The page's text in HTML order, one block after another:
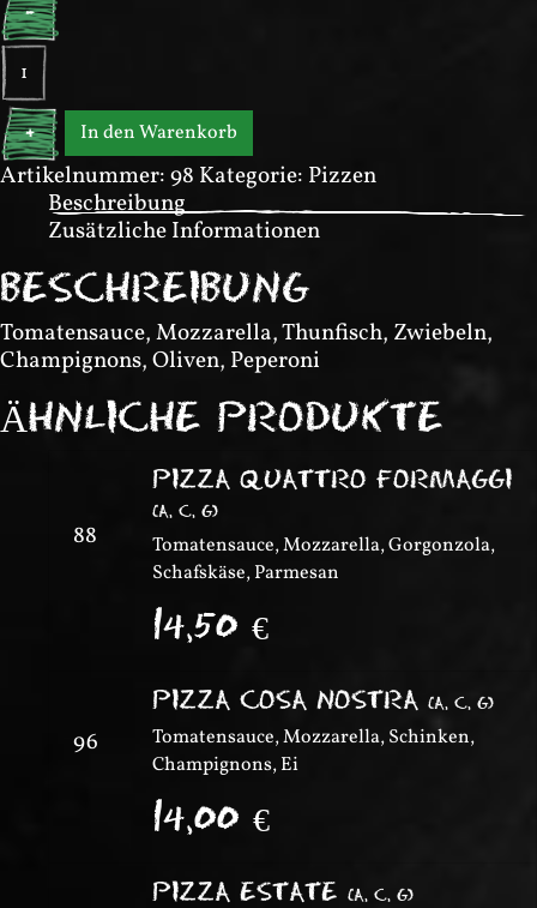
-
Pizza
Speciale
Menge
+ In den Warenkorb
Artikelnummer:98 Kategorie: Pizzen
Beschreibung
Zusätzliche Informationen
BESCHREIBUNG
Tomatensauce, Mozzarella, Thunfisch, Zwiebeln,
Champignons, Oliven, Peperoni
ÄHNLICHE PRODUKTE
88
PIZZA QUATTRO FORMAGGI
(A, C, G)
Tomatensauce, Mozzarella, Gorgonzola,
Schafskäse, Parmesan
14,50 €
96
PIZZA COSA NOSTRA (A, C, G)
Tomatensauce, Mozzarella, Schinken,
Champignons, Ei
14,00 €
PIZZA ESTATE (A, C, G)